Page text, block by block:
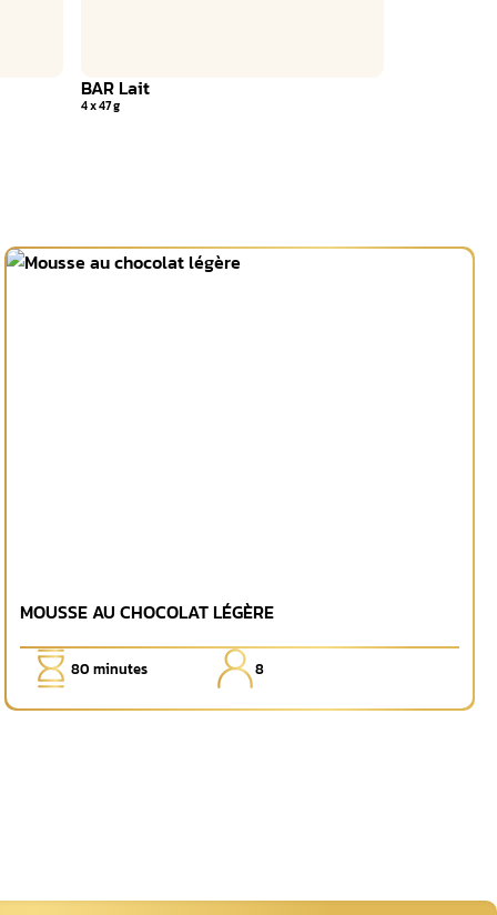
BAR Lait
4 x 47 g
MOUSSE AU CHOCOLAT LÉGÈRE
80 minutes 8